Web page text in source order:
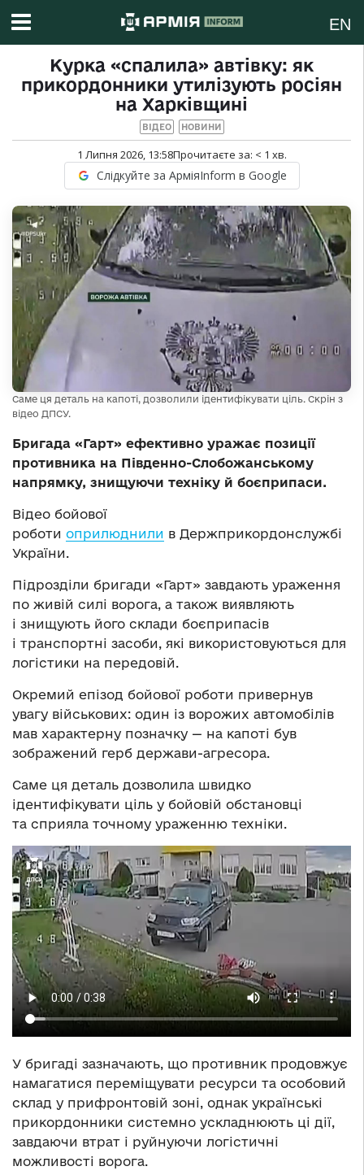
EN
Курка «спалила» автівку: як
прикордонники утилізують росіян
на Харківщині
ВІДЕО НОВИНИ
1 Липня 2026, 13:58Прочитаєте за: < 1 хв.
Слідкуйте за АрміяInform в Google
Саме ця деталь на капоті, дозволили ідентифікувати ціль. Скрін з
відео ДПСУ.
Бригада «Гарт» ефективно уражає позиції
противника на Південно-Слобожанському
напрямку, знищуючи техніку й боєприпаси.
Відео бойової
роботи оприлюднили в Держприкордонслужбі
України.
Підрозділи бригади «Гарт» завдають ураження
по живій силі ворога, а також виявляють
і знищують його склади боєприпасів
і транспортні засоби, які використовуються для
логістики на передовій.
Окремий епізод бойової роботи привернув
увагу військових: один із ворожих автомобілів
мав характерну позначку — на капоті був
зображений герб держави-агресора.
Саме ця деталь дозволила швидко
ідентифікувати ціль у бойовій обстановці
та сприяла точному ураженню техніки.
У бригаді зазначають, що противник продовжує
намагатися переміщувати ресурси та особовий
склад у прифронтовій зоні, однак українські
прикордонники системно ускладнюють ці дії,
завдаючи втрат і руйнуючи логістичні
можливості ворога.